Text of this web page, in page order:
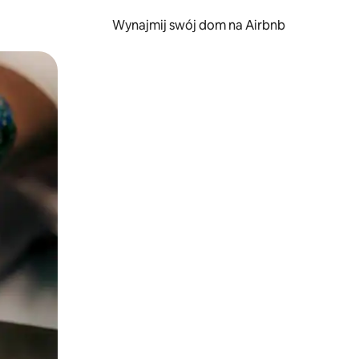
Wynajmij swój dom na Airbnb
pomocą gestów dotykowych lub przesuwania.